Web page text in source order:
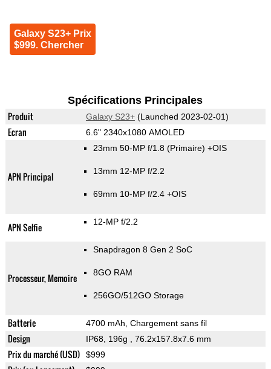
Galaxy S23+ Prix
$999. Chercher
Spécifications Principales
Produit Galaxy S23+(Launched 2023-02-01)
Ecran 6.6" 2340x1080 AMOLED
APN Principal
23mm 50-MP f/1.8 (Primaire) +OIS
13mm 12-MP f/2.2
69mm 10-MP f/2.4 +OIS
APN Selfie 12-MP f/2.2
Processeur, Memoire
Snapdragon 8 Gen 2 SoC
8GO RAM
256GO/512GO Storage
Batterie 4700 mAh, Chargement sans fil
Design IP68, 196g , 76.2x157.8x7.6 mm
Prix du marché (USD) $999